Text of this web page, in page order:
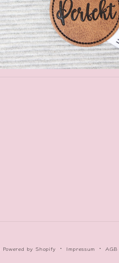
Powered by Shopify Impressum AGB